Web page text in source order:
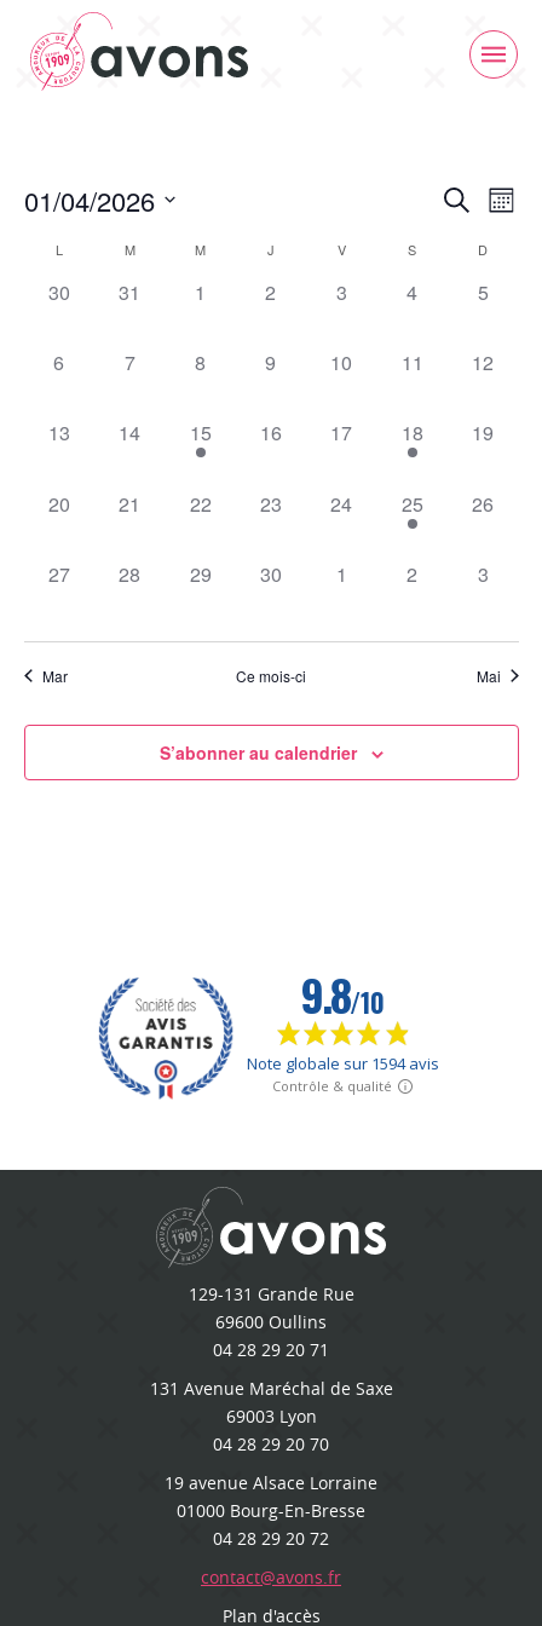
Recherche
vues
Recherche
Mois
01/04/2026
date.Calendrier
Évènements
L M M J V S D
0
30
0
31
0
1
0
2
0
3
0
4
0
5
0
6
0
7
0
8
0
9
0
10
0
11
0
12
0
13
0
évènement,
14
1
évènement,
15
0
16
0
évènement,
17
2
évènements,
18
0
19
0
20
0
21
0
22
0
23
0
évènement,
24
1
évènement,
25
0
26
0
27
0
28
0
29
0
30
0
1
0
2
0
3
Mar Ce mois-ci Mai
S’abonner au calendrier
129-131 Grande Rue
69600 Oullins
04 28 29 20 71
131 Avenue Maréchal de Saxe
69003 Lyon
04 28 29 20 70
19 avenue Alsace Lorraine
01000 Bourg-En-Bresse
04 28 29 20 72
contact@avons.fr
Plan d'accès